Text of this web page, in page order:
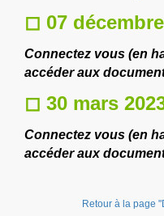
◻ 07
Connectez vous (en
accéder aux
◻ 30 mars
Connectez vous (en
accéder aux
Retour à la page